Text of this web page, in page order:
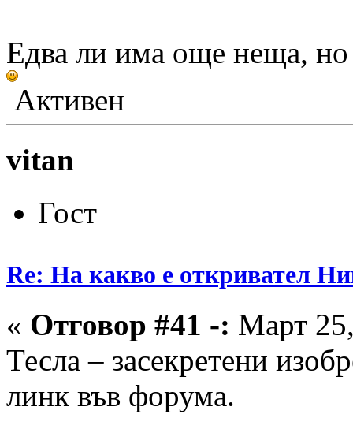
Едва ли има още неща,
Активен
vitan
Гост
Re: На какво е откривател
« Отговор #41 -: Март
Тесла – засекретени
линк във форума.